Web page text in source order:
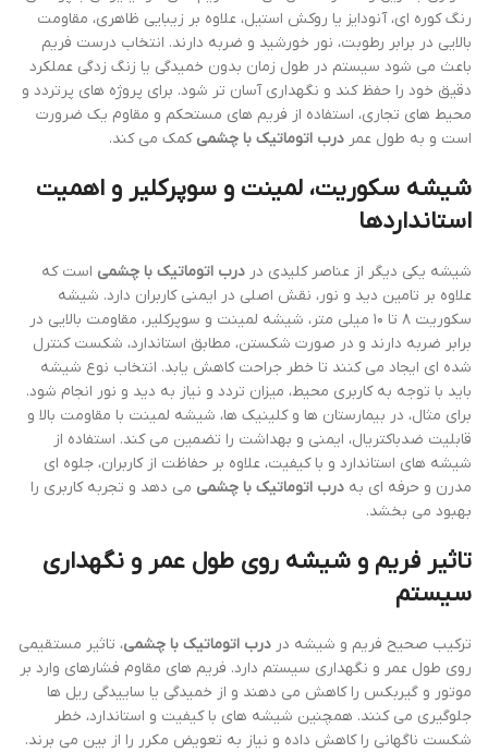
رنگ کوره ای، آنودایز یا روکش استیل، علاوه بر زیبایی ظاهری، مقاومت
بالایی در برابر رطوبت، نور خورشید و ضربه دارند. انتخاب درست فریم
باعث می شود سیستم در طول زمان بدون خمیدگی یا زنگ زدگی عملکرد
دقیق خود را حفظ کند و نگهداری آسان تر شود. برای پروژه های پرتردد و
محیط های تجاری، استفاده از فریم های مستحکم و مقاوم یک ضرورت
است و به طول عمر درب اتوماتیک با چشمی کمک می کند.
شیشه سکوریت، لمینت و سوپرکلیر و اهمیت
استانداردها
شیشه یکی دیگر از عناصر کلیدی در درب اتوماتیک با چشمی است که
علاوه بر تامین دید و نور، نقش اصلی در ایمنی کاربران دارد. شیشه
سکوریت ۸ تا ۱۰ میلی متر، شیشه لمینت و سوپرکلیر، مقاومت بالایی در
برابر ضربه دارند و در صورت شکستن، مطابق استاندارد، شکست کنترل
شده ای ایجاد می کنند تا خطر جراحت کاهش یابد. انتخاب نوع شیشه
باید با توجه به کاربری محیط، میزان تردد و نیاز به دید و نور انجام شود.
برای مثال، در بیمارستان ها و کلینیک ها، شیشه لمینت با مقاومت بالا و
قابلیت ضدباکتریال، ایمنی و بهداشت را تضمین می کند. استفاده از
شیشه های استاندارد و با کیفیت، علاوه بر حفاظت از کاربران، جلوه ای
مدرن و حرفه ای به درب اتوماتیک با چشمی می دهد و تجربه کاربری را
بهبود می بخشد.
تاثیر فریم و شیشه روی طول عمر و نگهداری
سیستم
ترکیب صحیح فریم و شیشه در درب اتوماتیک با چشمی، تاثیر مستقیمی
روی طول عمر و نگهداری سیستم دارد. فریم های مقاوم فشارهای وارد بر
موتور و گیربکس را کاهش می دهند و از خمیدگی یا ساییدگی ریل ها
جلوگیری می کنند. همچنین شیشه های با کیفیت و استاندارد، خطر
شکست ناگهانی را کاهش داده و نیاز به تعویض مکرر را از بین می برند.